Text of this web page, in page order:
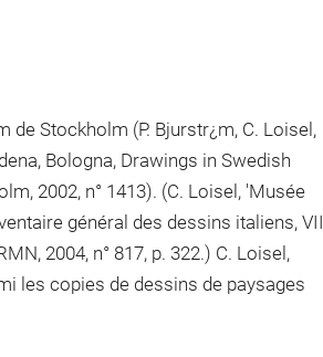
Stockholm (P. Bjurstr¿m, C. Loisel,
Bologna, Drawings in Swedish
2002, n° 1413). (C. Loisel, 'Musée
général des dessins italiens, VII
2004, n° 817, p. 322.) C. Loisel,
les copies de dessins de paysages